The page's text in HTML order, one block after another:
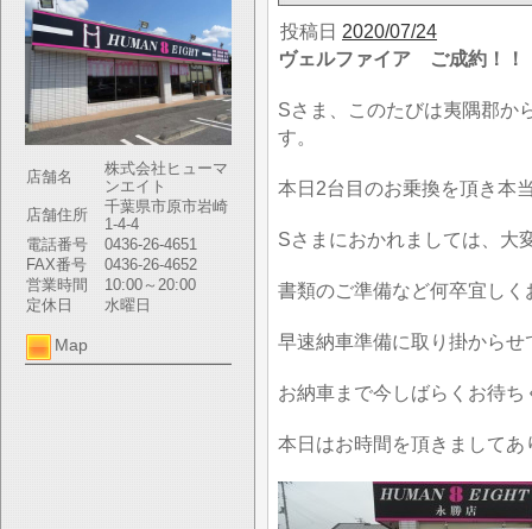
店舗名
株式会社ヒューマ
ンエイト
店舗住所
千葉県市原市岩崎
1-4-4
電話番号
0436-26-4651
FAX番号
0436-26-4652
営業時間
10:00～20:00
定休日
水曜日
Map
投稿日 2020/07/24
ヴェルファイア ご成約！！
Sさま、このたびは夷隅郡か
す。
本日2台目のお乗換を頂き本
Sさまにおかれましては、大
書類のご準備など何卒宜しく
早速納車準備に取り掛からせ
お納車まで今しばらくお待ち
本日はお時間を頂きまして